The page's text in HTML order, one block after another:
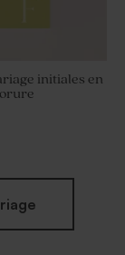
initiales en